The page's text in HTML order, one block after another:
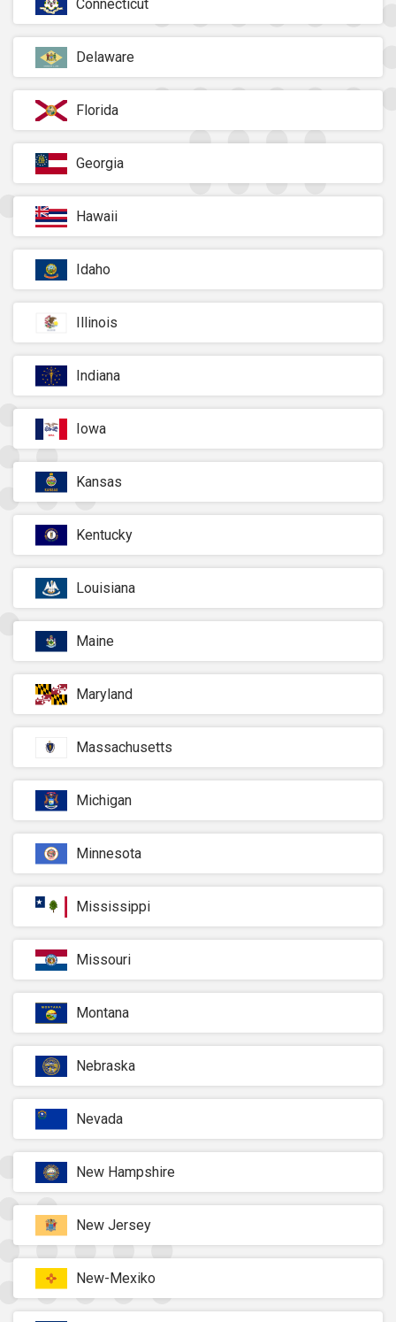
Connecticut
Delaware
Florida
Georgia
Hawaii
Idaho
Illinois
Indiana
Iowa
Kansas
Kentucky
Louisiana
Maine
Maryland
Massachusetts
Michigan
Minnesota
Mississippi
Missouri
Montana
Nebraska
Nevada
New Hampshire
New Jersey
New-Mexiko